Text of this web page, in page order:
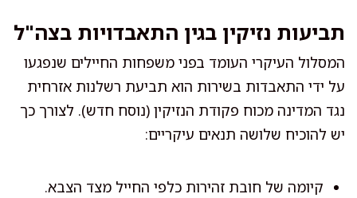
תביעות נזיקין בגין התאבדויות בצה"ל
המסלול העיקרי העומד בפני משפחות החיילים שנפגעו
על ידי התאבדות בשירות הוא תביעת רשלנות אזרחית
נגד המדינה מכוח פקודת הנזיקין (נוסח חדש). לצורך כך
יש להוכיח שלושה תנאים עיקריים:
קיומה של חובת זהירות כלפי החייל מצד הצבא.